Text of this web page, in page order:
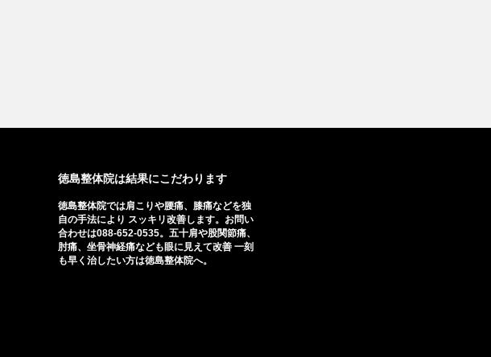
徳島整体院は結果にこだわります
徳島整体院では肩こりや腰痛、膝痛などを独
自の手法により スッキリ改善します。お問い
合わせは088-652-0535。五十肩や股関節痛、
肘痛、坐骨神経痛なども眼に見えて改善 一刻
も早く治したい方は徳島整体院へ。